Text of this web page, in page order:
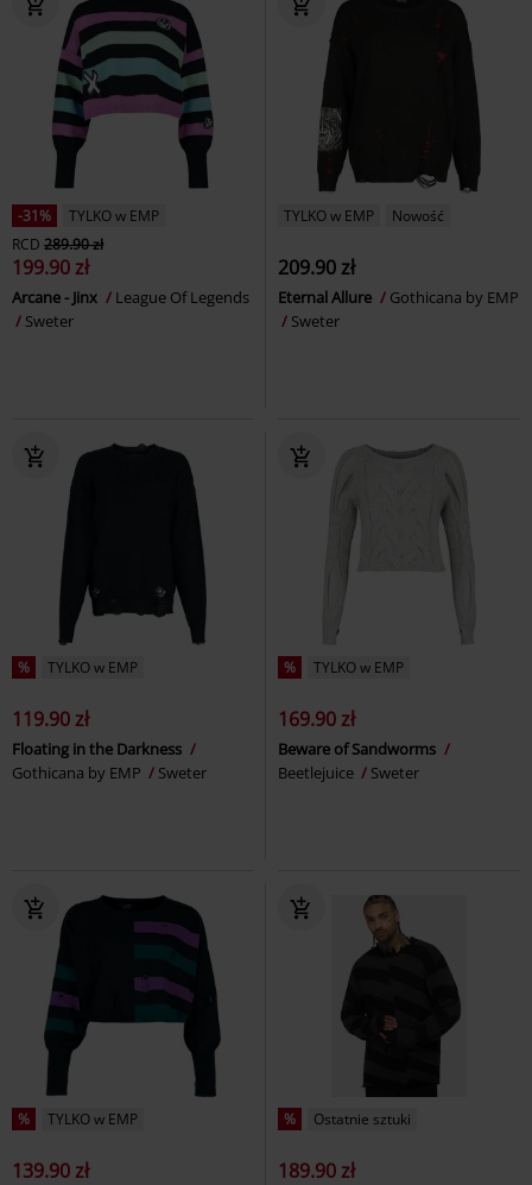
-31%
TYLKO w EMP
RCD 289.90 zł
199.90 zł
Arcane - Jinx
League Of Legends
Sweter
TYLKO w EMP Nowość
209.90 zł
Eternal Allure
Gothicana by EMP
Sweter
% TYLKO w EMP
119.90 zł
Floating in the Darkness
Gothicana by EMP
Sweter
% TYLKO w EMP
169.90 zł
Beware of Sandworms
Beetlejuice
Sweter
% TYLKO w EMP
139.90 zł
% Ostatnie sztuki
189.90 zł